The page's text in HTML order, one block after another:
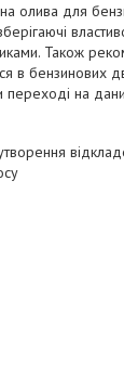
для
Також
в бензинових
на